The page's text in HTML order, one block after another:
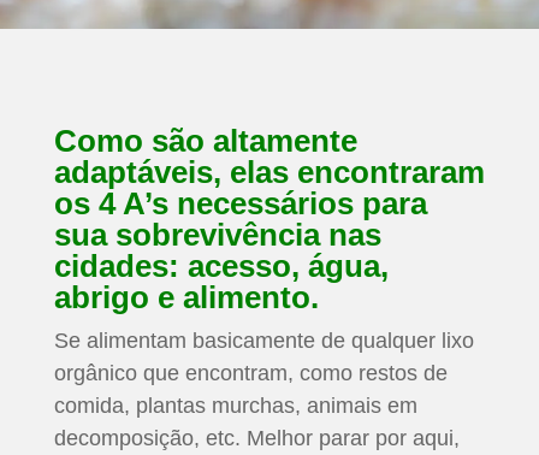
Como são altamente
adaptáveis, elas encontraram
os 4 A’s necessários para
sua sobrevivência nas
cidades: acesso, água,
abrigo e alimento.
Se alimentam basicamente de qualquer lixo
orgânico que encontram, como restos de
comida, plantas murchas, animais em
decomposição, etc. Melhor parar por aqui,